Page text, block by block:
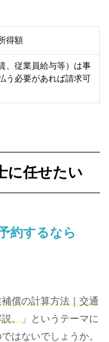
得額
、従業員給与等）は事
う必要があれば請求可
に任せたい
約するなら
償の計算方法｜交通
。 」というテーマに
はないでしょうか。